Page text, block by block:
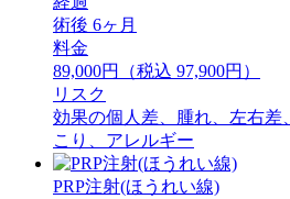
術後 6ヶ月
料金
89,000円（税込 97,900円）
リスク
効果の個人差、腫れ、左右差
こり、アレルギー
PRP注射(ほうれい線)